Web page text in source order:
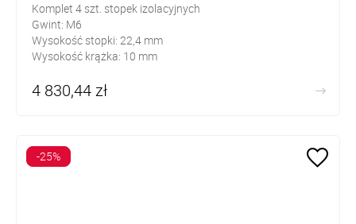
Komplet 4 szt. stopek izolacyjnych
Gwint: M6
Wysokość stopki: 22,4 mm
Wysokość krążka: 10 mm
4 830,44 zł
-25%